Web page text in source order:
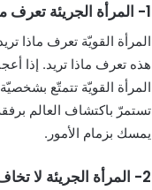
1- المرأة الجريئة تعرف ماذا تريد
المرأة القويّة تعرف ماذا
هذه تعرف ماذا تريد. إذا
المرأة القويّة تتمتّع
تستمرّ باكتشاف العالم
يمسك بزمام الأمور.
2- المرأة الجريئة لا تخاف من الحميميّة